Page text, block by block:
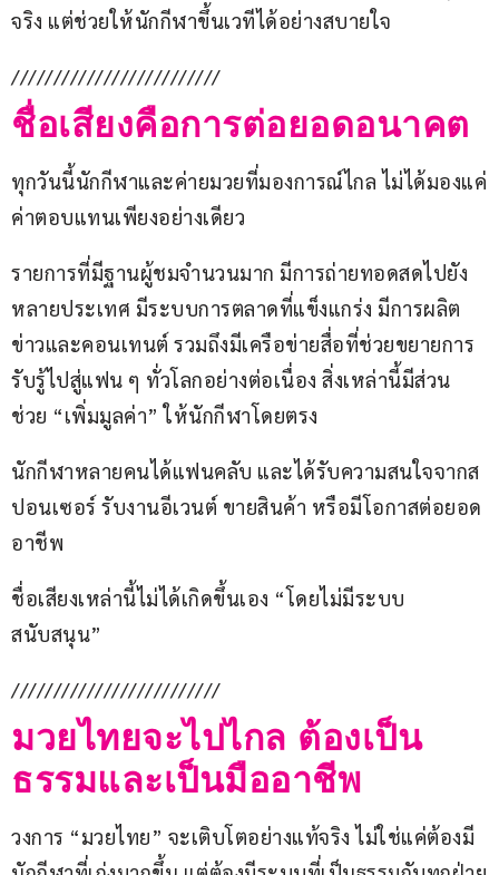
จริง แต่ช่วยให้นักกีฬาขึ้นเวทีได้อย่างสบายใจ
/////////////////////////
ชื่อเสียงคือการต่อยอดอนาคต
ทุกวันนี้นักกีฬาและค่ายมวยที่มองการณ์ไกล ไม่ได้มองแค่
ค่าตอบแทนเพียงอย่างเดียว
รายการที่มีฐานผู้ชมจำนวนมาก มีการถ่ายทอดสดไปยัง
หลายประเทศ มีระบบการตลาดที่แข็งแกร่ง มีการผลิต
ข่าวและคอนเทนต์ รวมถึงมีเครือข่ายสื่อที่ช่วยขยายการ
รับรู้ไปสู่แฟน ๆ ทั่วโลกอย่างต่อเนื่อง สิ่งเหล่านี้มีส่วน
ช่วย “เพิ่มมูลค่า” ให้นักกีฬาโดยตรง
นักกีฬาหลายคนได้แฟนคลับ และได้รับความสนใจจากส
ปอนเซอร์ รับงานอีเวนต์ ขายสินค้า หรือมีโอกาสต่อยอด
อาชีพ
ชื่อเสียงเหล่านี้ไม่ได้เกิดขึ้นเอง “โดยไม่มีระบบ
สนับสนุน”
/////////////////////////
มวยไทยจะไปไกล ต้องเป็น
ธรรมและเป็นมืออาชีพ
วงการ “มวยไทย” จะเติบโตอย่างแท้จริง ไม่ใช่แค่ต้องมี